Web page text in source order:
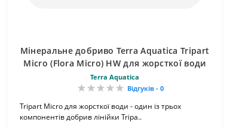
Мінеральне добриво Terra Aquatica Tripart
Micro (Flora Micro) HW для жорсткої води
Terra Aquatica
Відгуків - 0
Tripart Micro для жорсткої води - один із трьох
компонентів добрив лінійки Tripa..